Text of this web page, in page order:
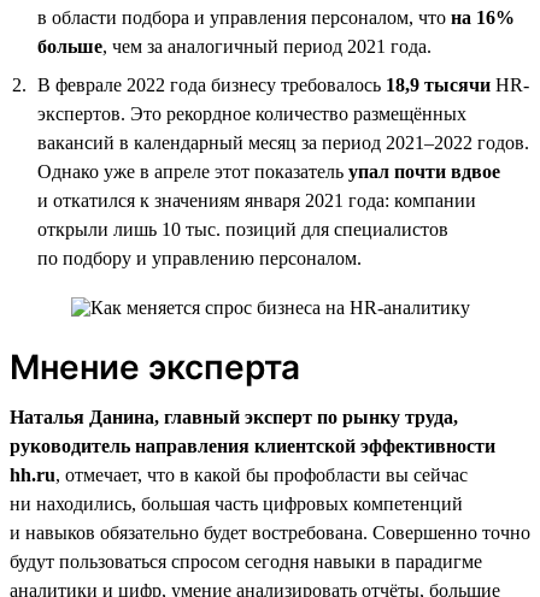
в области подбора и управления персоналом, что на 16%
больше, чем за аналогичный период 2021 года.
В феврале 2022 года бизнесу требовалось 18,9 тысячи HR-
экспертов. Это рекордное количество размещённых
вакансий в календарный месяц за период 2021–2022 годов.
Однако уже в апреле этот показатель упал почти вдвое
и откатился к значениям января 2021 года: компании
открыли лишь 10 тыс. позиций для специалистов
по подбору и управлению персоналом.
Мнение эксперта
Наталья Данина, главный эксперт по рынку труда,
руководитель направления клиентской эффективности
hh.ru, отмечает, что в какой бы профобласти вы сейчас
ни находились, большая часть цифровых компетенций
и навыков обязательно будет востребована. Совершенно точно
будут пользоваться спросом сегодня навыки в парадигме
аналитики и цифр, умение анализировать отчёты, большие